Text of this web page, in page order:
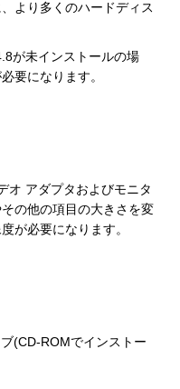
より多くのハードディス
が未インストールの場
要になります。
オ アダプタおよびモニタ
の他の項目の大きさを変
が必要になります。
(CD-ROMでインストー